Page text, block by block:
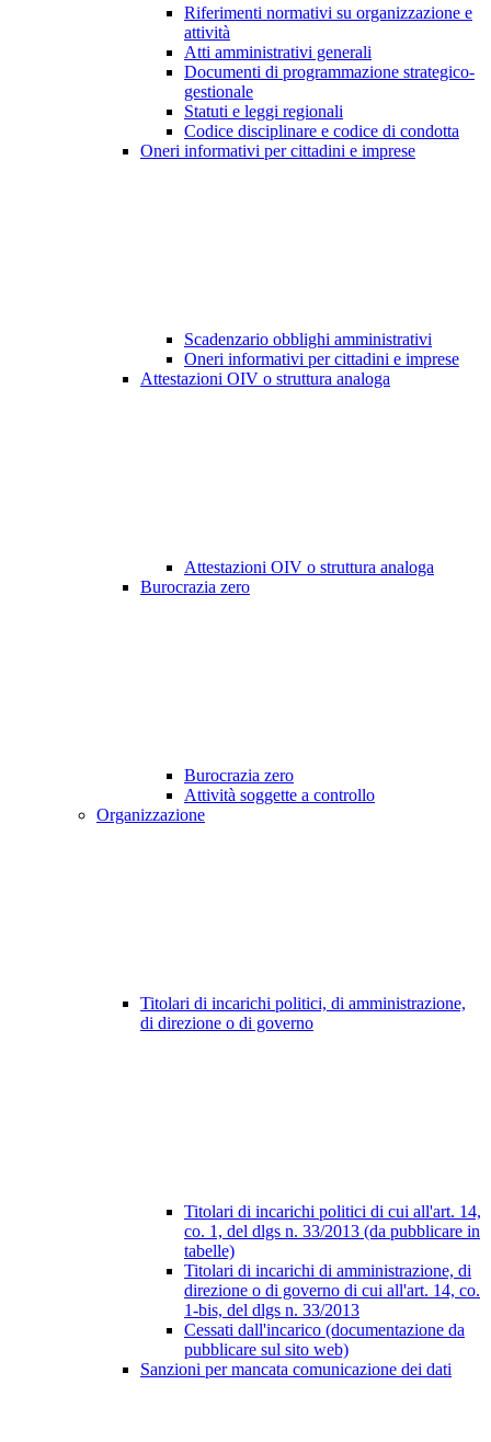
Riferimenti normativi su organizzazione e
attività
Atti amministrativi generali
Documenti di programmazione strategico-
gestionale
Statuti e leggi regionali
Codice disciplinare e codice di condotta
Oneri informativi per cittadini e imprese
Scadenzario obblighi amministrativi
Oneri informativi per cittadini e imprese
Attestazioni OIV o struttura analoga
Attestazioni OIV o struttura analoga
Burocrazia zero
Burocrazia zero
Attività soggette a controllo
Organizzazione
Titolari di incarichi politici, di amministrazione,
di direzione o di governo
Titolari di incarichi politici di cui all'art. 14,
co. 1, del dlgs n. 33/2013 (da pubblicare in
tabelle)
Titolari di incarichi di amministrazione, di
direzione o di governo di cui all'art. 14, co.
1-bis, del dlgs n. 33/2013
Cessati dall'incarico (documentazione da
pubblicare sul sito web)
Sanzioni per mancata comunicazione dei dati